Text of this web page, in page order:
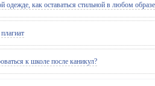
как оставаться стильной в любом образе
к школе после каникул?